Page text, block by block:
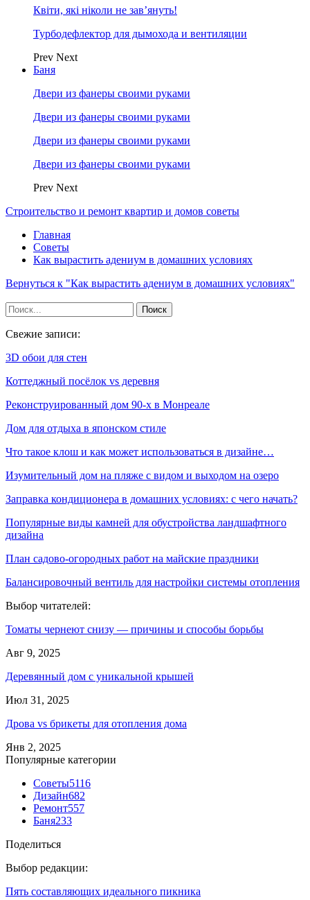
Квіти, які ніколи не зав’януть!
Турбодефлектор для дымохода и вентиляции
Prev Next
Баня
Двери из фанеры своими руками
Двери из фанеры своими руками
Двери из фанеры своими руками
Двери из фанеры своими руками
Prev Next
Строительство и ремонт квартир и домов советы
Главная
Советы
Как вырастить адениум в домашних условиях
Вернуться к "Как вырастить адениум в домашних условиях"
Свежие записи:
3D обои для стен
Коттеджный посёлок vs деревня
Реконструированный дом 90-х в Монреале
Дом для отдыха в японском стиле
Что такое клош и как может использоваться в дизайне…
Изумительный дом на пляже с видом и выходом на озеро
Заправка кондиционера в домашних условиях: с чего начать?
Популярные виды камней для обустройства ландшафтного
дизайна
План садово-огородных работ на майские праздники
Балансировочный вентиль для настройки системы отопления
Выбор читателей:
Томаты чернеют снизу — причины и способы борьбы
Авг 9, 2025
Деревянный дом с уникальной крышей
Июл 31, 2025
Дрова vs брикеты для отопления дома
Янв 2, 2025
Популярные категории
Советы5116
Дизайн682
Ремонт557
Баня233
Поделиться
Выбор редакции:
Пять составляющих идеального пикника